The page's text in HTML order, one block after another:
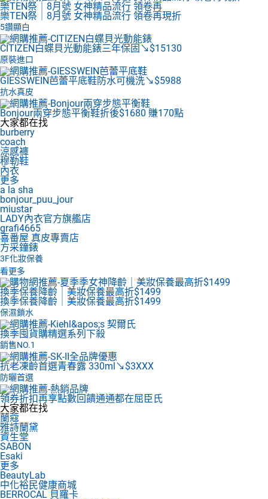
樂TEN祭｜8月號 女神精品流行 領卷再
樂TEN祭｜8月號 女神精品流行 領卷再現折
5鑽顯白
CITIZEN白蝶貝光動能錶三年保固↘$15130
原裝進口
GIESSWEIN芭蕾平底鞋防水可機洗↘$5988
抗水真皮
Bonjour兩穿步態平衡鞋折後$1680 賺170點
大家都在找
burberry
coach
涼感褲
穆勒鞋
內衣
更多
a la sha
bonjour_puu_jour
miustar
LADY內衣官方旗艦店
grafi4665
喜番屋 真皮專賣店
方采鐘錶
3F化妝保養
看更多
換季保養降齡｜美妝保養最高折$1499
換季保養降齡｜美妝保養最高折$1499
保濕鎖水
換季囤貨購精選系列下殺
銷售NO.1
抗老凍齡首選青春露 330ml↘$3XXX
防曬首選
領券折扣再享點數回饋通通都在屈臣氏
大家都在找
蘭蔻
雅詩蘭黛
資生堂
SABON
Esaki
更多
BeautyLab
中化裕民健康商城
BERROCAL 貝羅卡